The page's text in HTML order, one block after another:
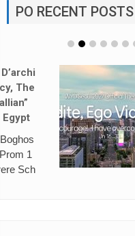
PO RECENT POSTS